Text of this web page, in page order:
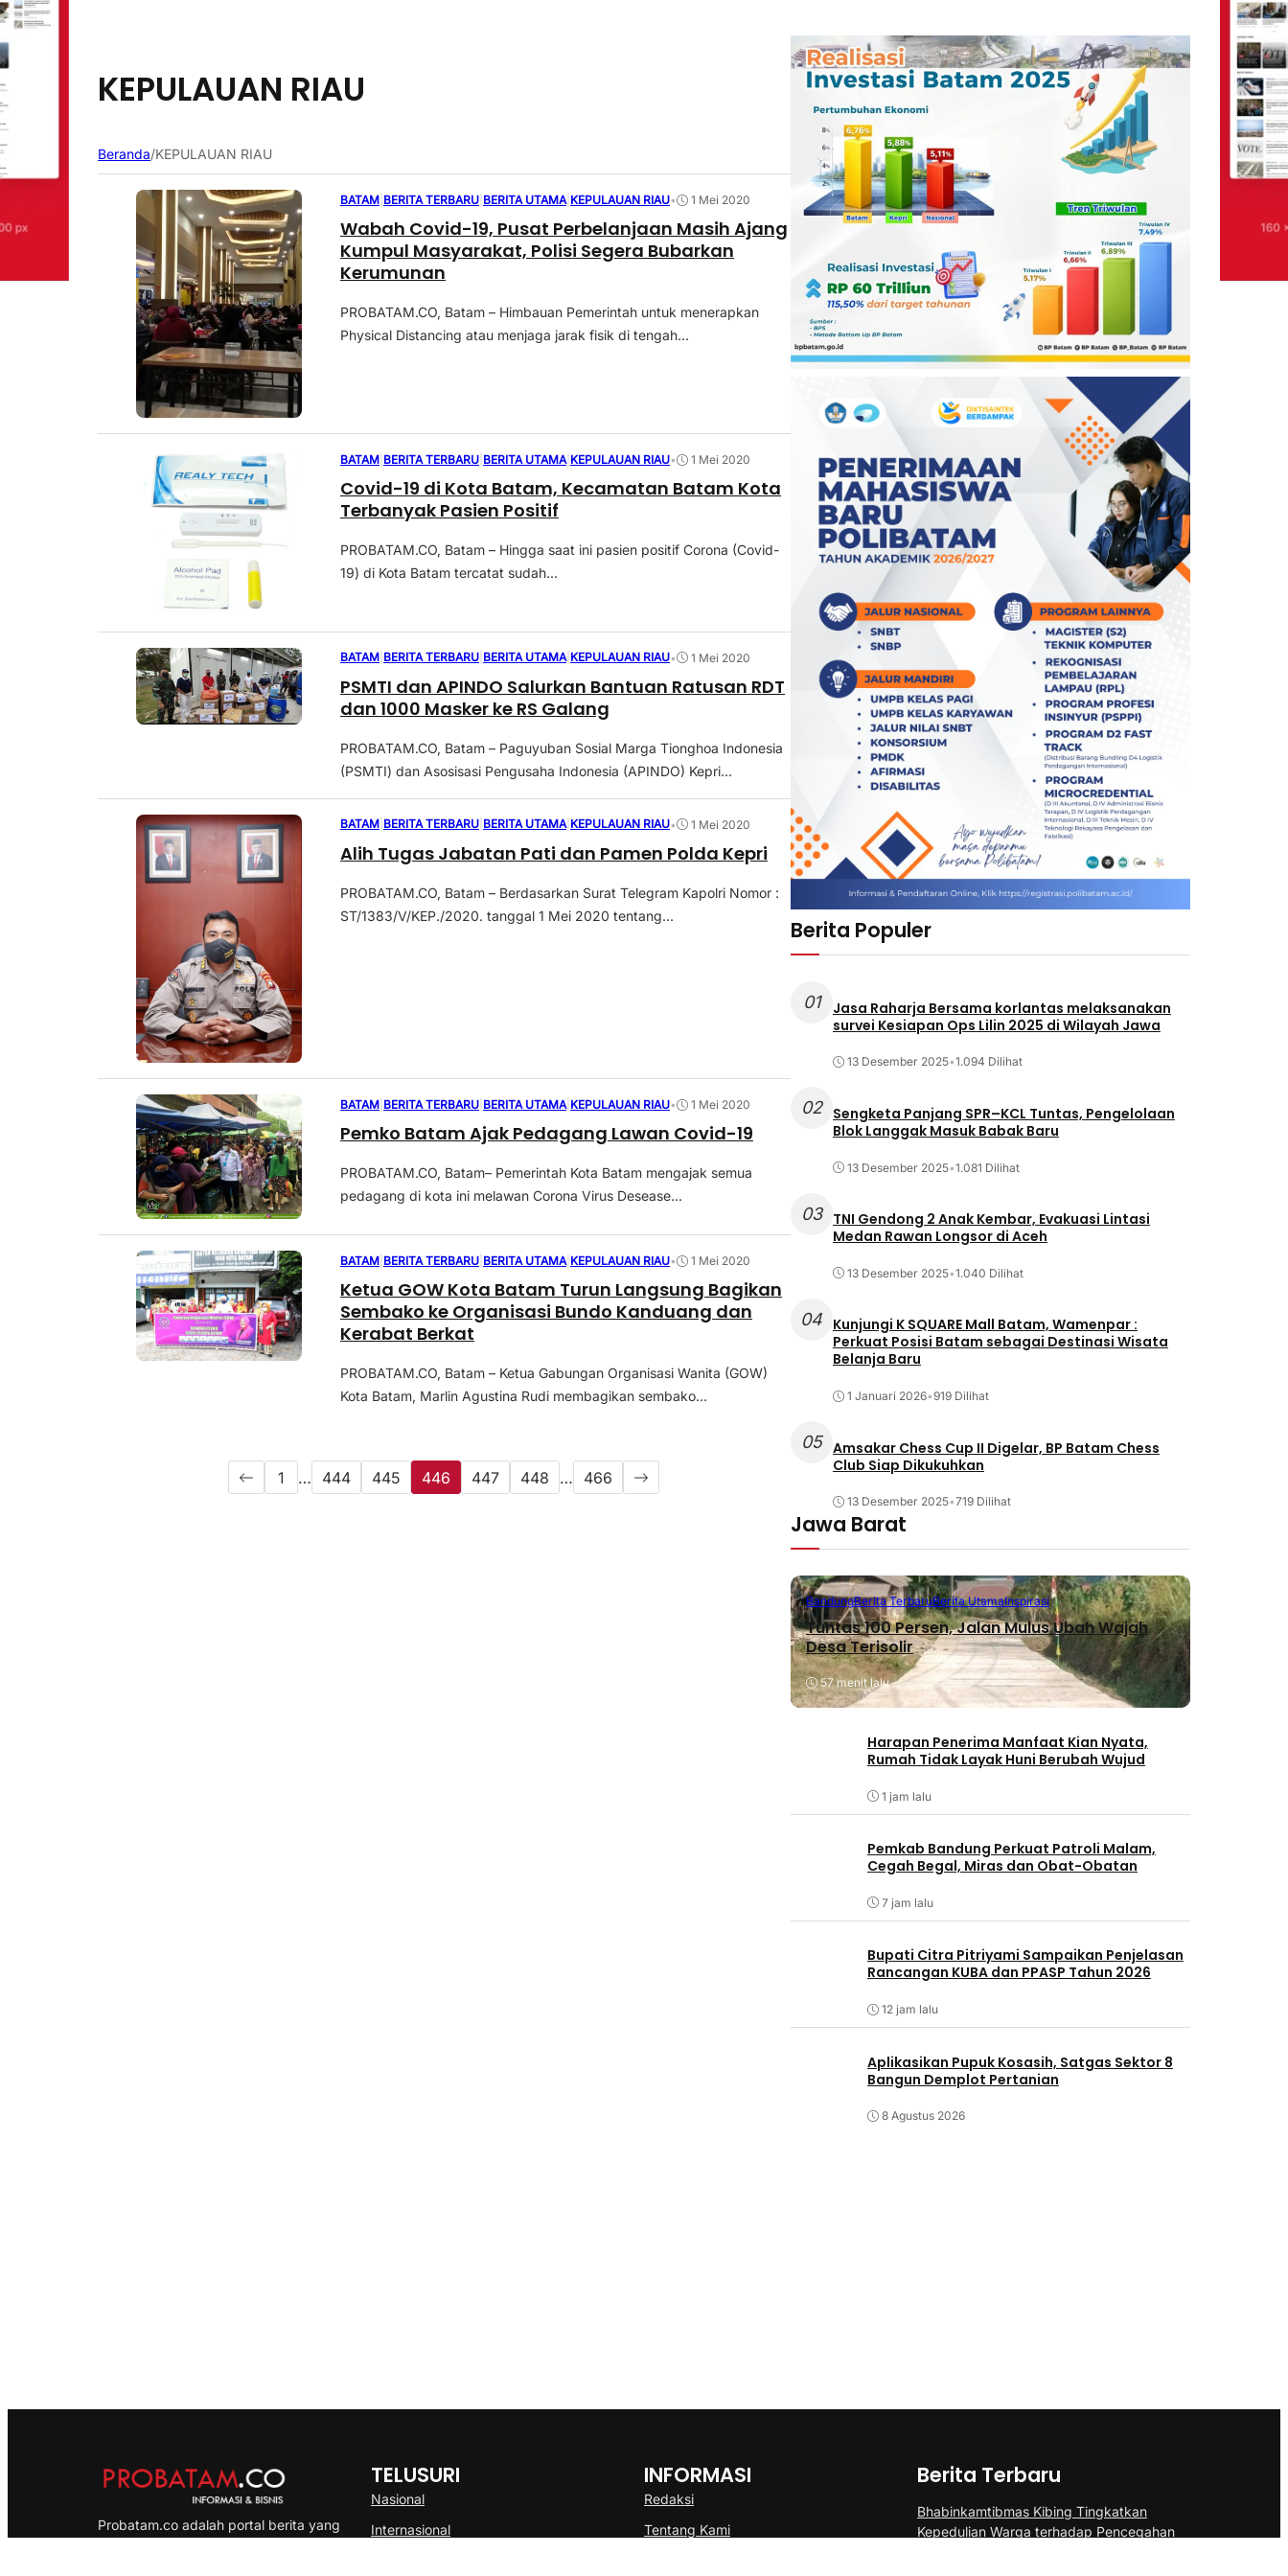
KEPULAUAN RIAU
Beranda/KEPULAUAN RIAU
BATAM BERITA TERBARU BERITA UTAMA KEPULAUAN RIAU• 1 Mei 2020
Wabah Covid-19, Pusat Perbelanjaan Masih Ajang
Kumpul Masyarakat, Polisi Segera Bubarkan
Kerumunan
PROBATAM.CO, Batam – Himbauan Pemerintah untuk menerapkan
Physical Distancing atau menjaga jarak fisik di tengah...
BATAM BERITA TERBARU BERITA UTAMA KEPULAUAN RIAU• 1 Mei 2020
Covid-19 di Kota Batam, Kecamatan Batam Kota
Terbanyak Pasien Positif
PROBATAM.CO, Batam – Hingga saat ini pasien positif Corona (Covid-
19) di Kota Batam tercatat sudah...
BATAM BERITA TERBARU BERITA UTAMA| KEPULAUAN RIAU• 1 Mei 2020
PSMTI dan APINDO Salurkan Bantuan Ratusan RDT
dan 1000 Masker ke RS Galang
PROBATAM.CO, Batam – Paguyuban Sosial Marga Tionghoa Indonesia
(PSMTI) dan Asosisasi Pengusaha Indonesia (APINDO) Kepri...
BATAM BERITA TERBARU BERITA UTAMA| KEPULAUAN RIAU• 1 Mei 2020
Alih Tugas Jabatan Pati dan Pamen Polda Kepri
PROBATAM.CO, Batam – Berdasarkan Surat Telegram Kapolri Nomor :
ST/1383/V/KEP./2020. tanggal 1 Mei 2020 tentang...
BATAM BERITA TERBARU BERITA UTAMA KEPULAUAN RIAU• 1 Mei 2020
Pemko Batam Ajak Pedagang Lawan Covid-19
PROBATAM.CO, Batam– Pemerintah Kota Batam mengajak semua
pedagang di kota ini melawan Corona Virus Desease...
BATAM BERITA TERBARU BERITA UTAMA KEPULAUAN RIAU• 1 Mei 2020
Ketua GOW Kota Batam Turun Langsung Bagikan
Sembako ke Organisasi Bundo Kanduang dan
Kerabat Berkat
PROBATAM.CO, Batam – Ketua Gabungan Organisasi Wanita (GOW)
Kota Batam, Marlin Agustina Rudi membagikan sembako...
1 … 444 445 446 447 448 … 466
Berita Populer
01
Jasa Raharja Bersama korlantas melaksanakan
survei Kesiapan Ops Lilin 2025 di Wilayah Jawa
13 Desember 2025•1.094 Dilihat
02
Sengketa Panjang SPR–KCL Tuntas, Pengelolaan
Blok Langgak Masuk Babak Baru
13 Desember 2025•1.081 Dilihat
03
TNI Gendong 2 Anak Kembar, Evakuasi Lintasi
Medan Rawan Longsor di Aceh
13 Desember 2025•1.040 Dilihat
04 Kunjungi K SQUARE Mall Batam, Wamenpar :
Perkuat Posisi Batam sebagai Destinasi Wisata
Belanja Baru
1 Januari 2026•919 Dilihat
05 Amsakar Chess Cup II Digelar, BP Batam Chess
Club Siap Dikukuhkan
13 Desember 2025•719 Dilihat
Jawa Barat
BandungBerita TerbaruBerita UtamaInspirasi
Tuntas 100 Persen, Jalan Mulus Ubah Wajah
Desa Terisolir
57 menit lalu
Harapan Penerima Manfaat Kian Nyata,
Rumah Tidak Layak Huni Berubah Wujud
1 jam lalu
Pemkab Bandung Perkuat Patroli Malam,
Cegah Begal, Miras dan Obat-Obatan
7 jam lalu
Bupati Citra Pitriyami Sampaikan Penjelasan
Rancangan KUBA dan PPASP Tahun 2026
12 jam lalu
Aplikasikan Pupuk Kosasih, Satgas Sektor 8
Bangun Demplot Pertanian
8 Agustus 2026
Probatam.co adalah portal berita yang
TELUSURI
Nasional
Internasional
INFORMASI
Redaksi
Tentang Kami
Berita Terbaru
Bhabinkamtibmas Kibing Tingkatkan
Kepedulian Warga terhadap Pencegahan